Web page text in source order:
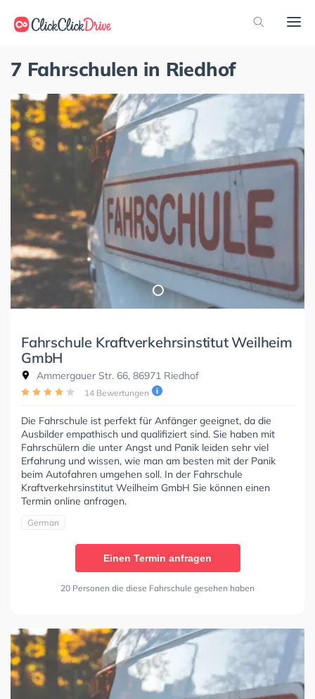
7 Fahrschulen in Riedhof
Fahrschule Kraftverkehrsinstitut Weilheim
GmbH
Ammergauer Str. 66, 86971 Riedhof
14 Bewertungen
Die Fahrschule ist perfekt für Anfänger geeignet, da die
Ausbilder empathisch und qualifiziert sind. Sie haben mit
Fahrschülern die unter Angst und Panik leiden sehr viel
Erfahrung und wissen, wie man am besten mit der Panik
beim Autofahren umgehen soll. In der Fahrschule
Kraftverkehrsinstitut Weilheim GmbH Sie können einen
Termin online anfragen.
German
Einen Termin anfragen
20 Personen die diese Fahrschule gesehen haben